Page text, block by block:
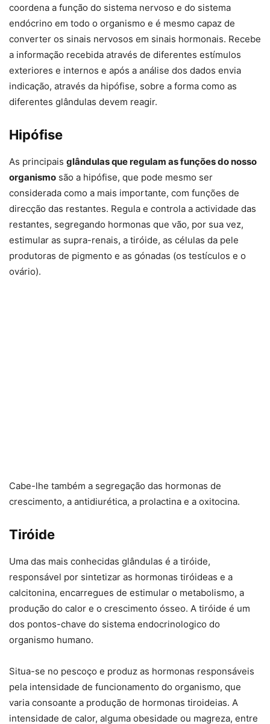
coordena a função do sistema nervoso e do sistema
endócrino em todo o organismo e é mesmo capaz de
converter os sinais nervosos em sinais hormonais. Recebe
a informação recebida através de diferentes estímulos
exteriores e internos e após a análise dos dados envia
indicação, através da hipófise, sobre a forma como as
diferentes glândulas devem reagir.
Hipófise
As principais glândulas que regulam as funções do nosso
organismo são a hipófise, que pode mesmo ser
considerada como a mais importante, com funções de
direcção das restantes. Regula e controla a actividade das
restantes, segregando hormonas que vão, por sua vez,
estimular as supra-renais, a tiróide, as células da pele
produtoras de pigmento e as gónadas (os testículos e o
ovário).
Cabe-lhe também a segregação das hormonas de
crescimento, a antidiurética, a prolactina e a oxitocina.
Tiróide
Uma das mais conhecidas glândulas é a tiróide,
responsável por sintetizar as hormonas tiróideas e a
calcitonina, encarregues de estimular o metabolismo, a
produção do calor e o crescimento ósseo. A tiróide é um
dos pontos-chave do sistema endocrinologico do
organismo humano.
Situa-se no pescoço e produz as hormonas responsáveis
pela intensidade de funcionamento do organismo, que
varia consoante a produção de hormonas tiroideias. A
intensidade de calor, alguma obesidade ou magreza, entre